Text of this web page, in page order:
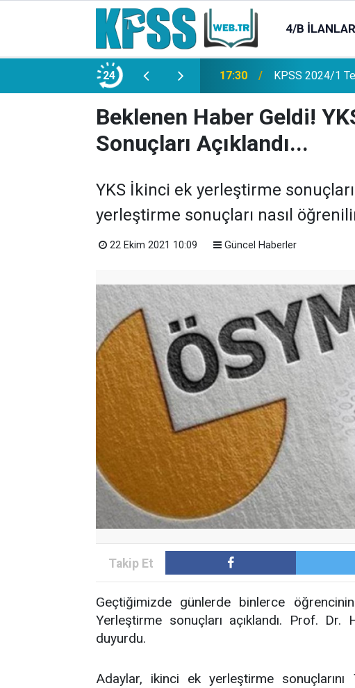
4/B
24
Memur Alımı Başlıyor! 21:20 TL Mevduat
Beklenen Haber Geldi!
Sonuçları Açıklandı...
YKS İkinci ek yerleştirme
yerleştirme sonuçları nasıl
22 Ekim 2021 10:09 Güncel Haberler
Geçtiğimizde günlerde binlerce
Yerleştirme sonuçları açıklandı. Prof.
duyurdu.
Adaylar, ikinci ek yerleştirme